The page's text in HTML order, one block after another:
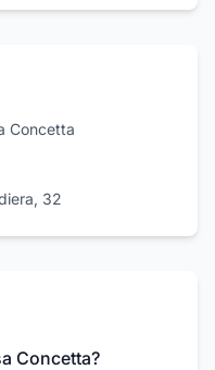
Concetta
32
Concetta?